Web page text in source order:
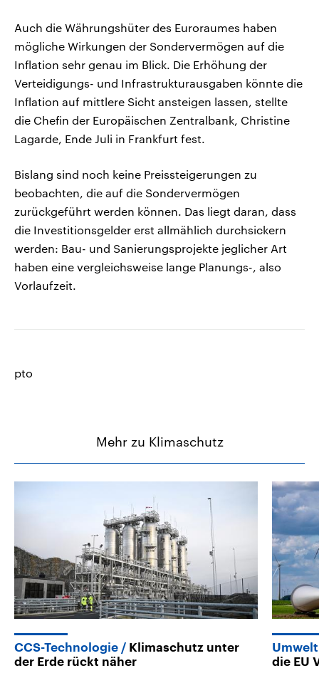
Auch die Währungshüter des Euroraumes haben
mögliche Wirkungen der Sondervermögen auf die
Inflation sehr genau im Blick. Die Erhöhung der
Verteidigungs- und Infrastrukturausgaben könnte die
Inflation auf mittlere Sicht ansteigen lassen, stellte
die Chefin der Europäischen Zentralbank, Christine
Lagarde, Ende Juli in Frankfurt fest.
Bislang sind noch keine Preissteigerungen zu
beobachten, die auf die Sondervermögen
zurückgeführt werden können. Das liegt daran, dass
die Investitionsgelder erst allmählich durchsickern
werden: Bau- und Sanierungsprojekte jeglicher Art
haben eine vergleichsweise lange Planungs-, also
Vorlaufzeit.
pto
Mehr zu Klimaschutz
CCS-Technologie
Klimaschutz unter
der Erde rückt näher
Umwelt
die EU